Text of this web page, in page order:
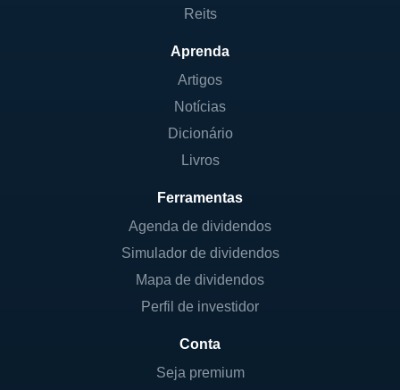
Reits
Aprenda
Artigos
Notícias
Dicionário
Livros
Ferramentas
Agenda de dividendos
Simulador de dividendos
Mapa de dividendos
Perfil de investidor
Conta
Seja premium